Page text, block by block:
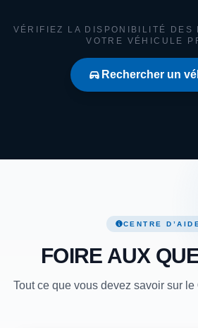
VÉRIFIEZ LA DISPONIBILITÉ DES
VOTRE VÉHICULE
Rechercher un
CENTRE D’AIDE
FOIRE AUX
Tout ce que vous devez savoir sur le